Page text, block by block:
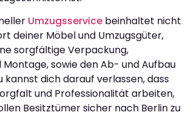
Umzugsservice beinhaltet nicht
deiner Möbel und Umzugsgüter,
sorgfältige Verpackung,
sowie den Ab- und Aufbau
kannst dich darauf verlassen, dass
und Professionalität arbeiten,
Besitztümer sicher nach Berlin zu